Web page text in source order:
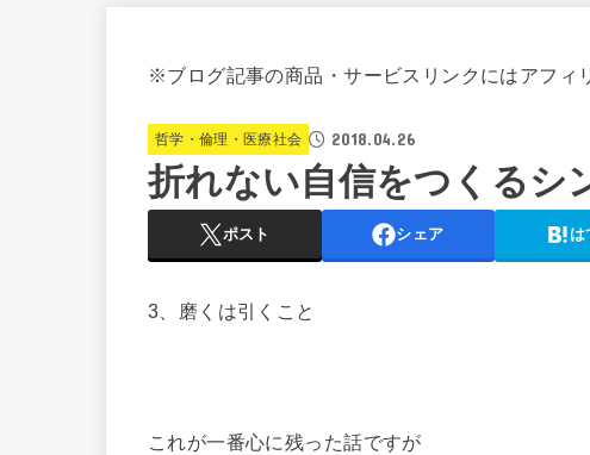
※ブログ記事の商品・サービスリンクにはアフィ
哲学・倫理・医療社会 2018.04.26
折れない自信をつくるシ
ポスト シェア は
3、磨くは引くこと
これが一番心に残った話ですが